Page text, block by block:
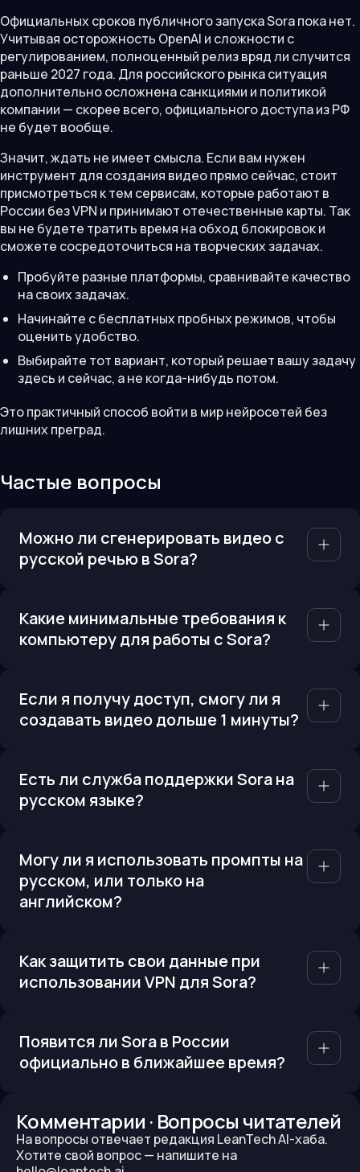
Официальных сроков публичного запуска Sora пока нет.
Учитывая осторожность OpenAI и сложности с
регулированием, полноценный релиз вряд ли случится
раньше 2027 года. Для российского рынка ситуация
дополнительно осложнена санкциями и политикой
компании — скорее всего, официального доступа из РФ
не будет вообще.
Значит, ждать не имеет смысла. Если вам нужен
инструмент для создания видео прямо сейчас, стоит
присмотреться к тем сервисам, которые работают в
России без VPN и принимают отечественные карты. Так
вы не будете тратить время на обход блокировок и
сможете сосредоточиться на творческих задачах.
Пробуйте разные платформы, сравнивайте качество
на своих задачах.
Начинайте с бесплатных пробных режимов, чтобы
оценить удобство.
Выбирайте тот вариант, который решает вашу задачу
здесь и сейчас, а не когда-нибудь потом.
Это практичный способ войти в мир нейросетей без
лишних преград.
Частые вопросы
Можно ли сгенерировать видео с
русской речью в Sora?
Какие минимальные требования к
компьютеру для работы с Sora?
Если я получу доступ, смогу ли я
создавать видео дольше 1 минуты?
Есть ли служба поддержки Sora на
русском языке?
Могу ли я использовать промпты на
русском, или только на
английском?
Как защитить свои данные при
использовании VPN для Sora?
Появится ли Sora в России
официально в ближайшее время?
Комментарии · Вопросы читателей
На вопросы отвечает редакция LeanTech AI-хаба.
Хотите свой вопрос — напишите на